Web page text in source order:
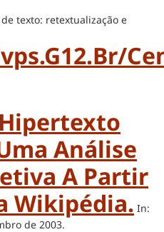
de texto: retextualização e
Hipertexto
Análise
A Partir
Wikipédia. In:
de 2003.